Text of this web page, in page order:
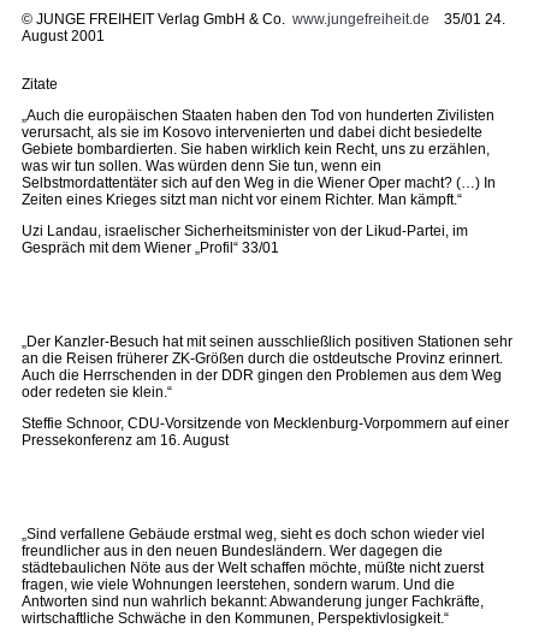
© JUNGE FREIHEIT Verlag GmbH & Co. www.jungefreiheit.de 35/01 24.
August 2001
Zitate
„Auch die europäischen Staaten haben den Tod von hunderten Zivilisten
verursacht, als sie im Kosovo intervenierten und dabei dicht besiedelte
Gebiete bombardierten. Sie haben wirklich kein Recht, uns zu erzählen,
was wir tun sollen. Was würden denn Sie tun, wenn ein
Selbstmordattentäter sich auf den Weg in die Wiener Oper macht? (…) In
Zeiten eines Krieges sitzt man nicht vor einem Richter. Man kämpft.“
Uzi Landau, israelischer Sicherheitsminister von der Likud-Partei, im
Gespräch mit dem Wiener „Profil“ 33/01
„Der Kanzler-Besuch hat mit seinen ausschließlich positiven Stationen sehr
an die Reisen früherer ZK-Größen durch die ostdeutsche Provinz erinnert.
Auch die Herrschenden in der DDR gingen den Problemen aus dem Weg
oder redeten sie klein.“
Steffie Schnoor, CDU-Vorsitzende von Mecklenburg-Vorpommern auf einer
Pressekonferenz am 16. August
„Sind verfallene Gebäude erstmal weg, sieht es doch schon wieder viel
freundlicher aus in den neuen Bundesländern. Wer dagegen die
städtebaulichen Nöte aus der Welt schaffen möchte, müßte nicht zuerst
fragen, wie viele Wohnungen leerstehen, sondern warum. Und die
Antworten sind nun wahrlich bekannt: Abwanderung junger Fachkräfte,
wirtschaftliche Schwäche in den Kommunen, Perspektivlosigkeit.“